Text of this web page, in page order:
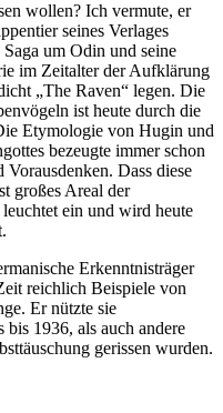
wollen? Ich vermute, er
seines Verlages
um Odin und seine
im Zeitalter der Aufklärung
„The Raven“ legen. Die
ist heute durch die
Etymologie von Hugin und
bezeugte immer schon
Dass diese
großes Areal der
ein und wird heute
Erkenntnisträger
reichlich Beispiele von
Er nützte sie
1936, als auch andere
gerissen wurden.